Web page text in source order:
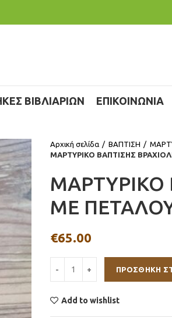
ΒΙΒΛΙΑΡΙΩΝ ΕΠΙΚΟΙΝΩΝΙΑ
Αρχική σελίδα ΒΑΠΤΙΣΗ
ΜΑΡΤΥΡΙΚΟ ΒΑΠΤΙΣΗΣ
ΜΑΡΤΥΡΙΚΟ
ΜΕ
€65.00
ΠΡΟΣΘΉΚΗ
Add to wishlist